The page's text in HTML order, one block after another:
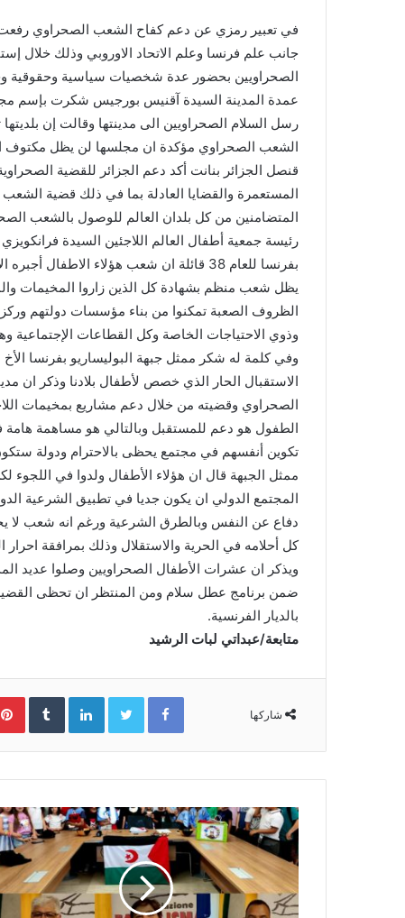
n
e
m
a
i
l
في تعبير رمزي عن دعم كفاح الشعب الصحراوي رفعت
جانب علم فرنسا وعلم الاتحاد الاوروبي وذلك خلال
الصحراويين بحضور عدة شخصيات سياسية وحقوقية
عمدة المدينة السيدة آقنيس بورجيس شكرت بإسم
رسل السلام الصحراويين الى مدينتها وقالت إن
الشعب الصحراوي مؤكدة ان مجلسها لن يظل مكتوف
قنصل الجزائر بنانت أكد دعم الجزائر للقضية
المستعمرة والقضايا العادلة بما في ذلك قضية
المتضامنين من كل بلدان العالم للوصول بالشعب
رئيسة جمعية أطفال العالم اللاجئين السيدة
بفرنسا للعام 38 قائلة ان شعب هؤلاء
يظل شعب منظم بشهادة كل الذين زاروا المخيمات
الظروف الصعبة تمكنوا من بناء مؤسسات دولتهم
وذوي الاحتياجات الخاصة وكل القطاعات الإجتماعية
وفي كلمة له شكر ممثل جبهة البوليساريو بفرنسا
الاستقبال الحار الذي خصص لأطفال بلادنا وذكر ان
الصحراوي وقضيته من خلال دعم مشاريع بمخيمات
الطفول هو دعم للمستقبل وبالتالي هو مساهمة هامة
تكوين أنفسهم في مجتمع يحظى بالاحترام ودولة
ممثل الجبهة قال ان هؤلاء الأطفال ولدوا في
المجتمع الدولي ان يكون جديا في تطبيق الشرعية
دفاع عن النفس وبالطرق الشرعية ورغم انه شعب
كل أحلامه في الحرية والاستقلال وذلك بمرافقة احرار
ويذكر ان عشرات الأطفال الصحراويين وصلوا عديد
ضمن برنامج عطل سلام ومن المنتظر ان تحظى
بالديار الفرنسية.
متابعة/عبداتي لبات الرشيد
شاركها
Facebook
Twitter
LinkedIn
‏Tumblr